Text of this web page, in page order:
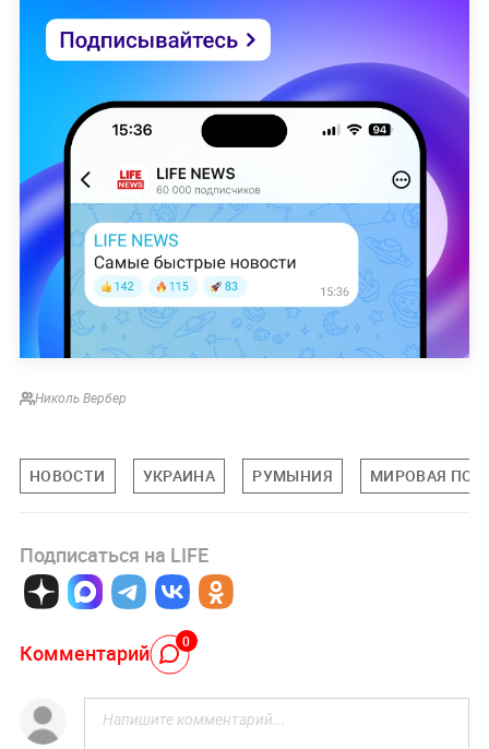
Николь Вербер
НОВОСТИ УКРАИНА РУМЫНИЯ МИРОВАЯ
Подписаться на LIFE
Комментарий 0